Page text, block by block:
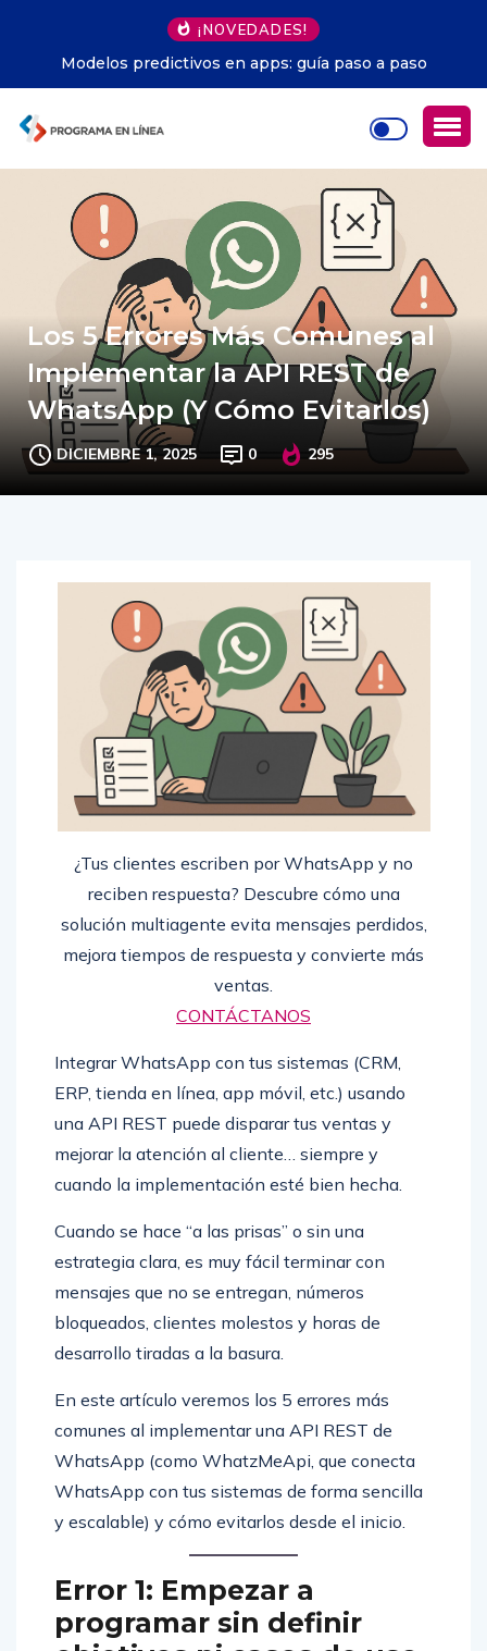
¡NOVEDADES!
Modelos predictivos en apps: guía paso a paso
Los 5 Errores Más Comunes al
Implementar la API REST de
WhatsApp (Y Cómo Evitarlos)
DICIEMBRE 1, 2025 0 295
¿Tus clientes escriben por WhatsApp y no
reciben respuesta? Descubre cómo una
solución multiagente evita mensajes perdidos,
mejora tiempos de respuesta y convierte más
ventas.
CONTÁCTANOS
Integrar WhatsApp con tus sistemas (CRM,
ERP, tienda en línea, app móvil, etc.) usando
una API REST puede disparar tus ventas y
mejorar la atención al cliente… siempre y
cuando la implementación esté bien hecha.
Cuando se hace “a las prisas” o sin una
estrategia clara, es muy fácil terminar con
mensajes que no se entregan, números
bloqueados, clientes molestos y horas de
desarrollo tiradas a la basura.
En este artículo veremos los 5 errores más
comunes al implementar una API REST de
WhatsApp (como WhatzMeApi, que conecta
WhatsApp con tus sistemas de forma sencilla
y escalable) y cómo evitarlos desde el inicio.
Error 1: Empezar a
programar sin definir